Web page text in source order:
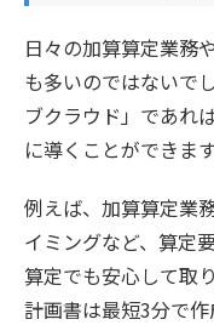
日々の加算算定業務
も多いのではないで
ブクラウド」であれ
に導くことができます
例えば、加算算定業
イミングなど、算定
算定でも安心して取
計画書は最短3分で作